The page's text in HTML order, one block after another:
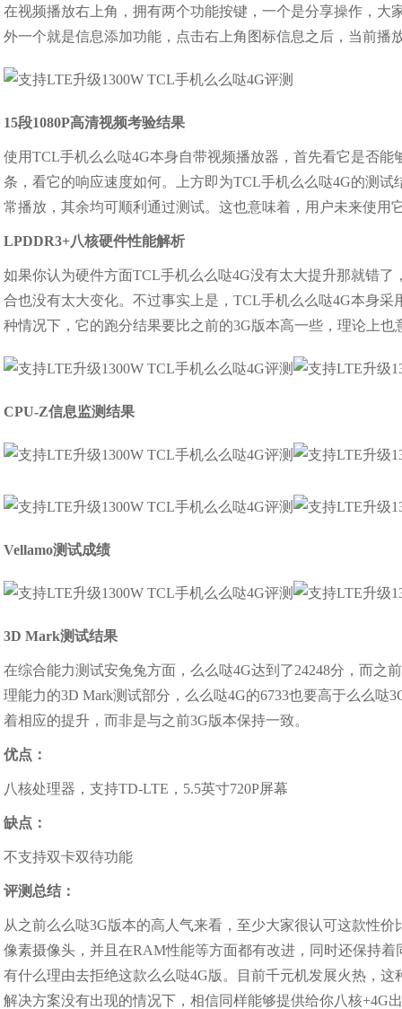
在视频播放右上角，拥有两个功能按键，一个是分享操作，
外一个就是信息添加功能，点击右上角图标信息之后，当前
15段1080P高清视频考验结果
使用TCL手机么么哒4G本身自带视频播放器，首先看它是否
条，看它的响应速度如何。上方即为TCL手机么么哒4G的测
常播放，其余均可顺利通过测试。这也意味着，用户未来使用
LPDDR3+八核硬件性能解析
如果你认为硬件方面TCL手机么么哒4G没有太大提升那就错
合也没有太大变化。不过事实上是，TCL手机么么哒4G本身
种情况下，它的跑分结果要比之前的3G版本高一些，理论上
CPU-Z信息监测结果
Vellamo测试成绩
3D Mark测试结果
在综合能力测试安兔兔方面，么么哒4G达到了24248分，而之
理能力的3D Mark测试部分，么么哒4G的6733也要高于么么
着相应的提升，而非是与之前3G版本保持一致。
优点：
八核处理器，支持TD-LTE，5.5英寸720P屏幕
缺点：
不支持双卡双待功能
评测总结：
从之前么么哒3G版本的高人气来看，至少大家很认可这款性
像素摄像头，并且在RAM性能等方面都有改进，同时还保持
有什么理由去拒绝这款么么哒4G版。目前千元机发展火热，
解决方案没有出现的情况下，相信同样能够提供给你八核+4G